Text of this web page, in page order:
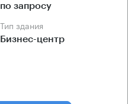
по запросу
Тип здания
Бизнес-центр